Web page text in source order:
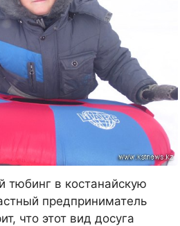
тюбинг в костанайскую
предприниматель
что этот вид досуга